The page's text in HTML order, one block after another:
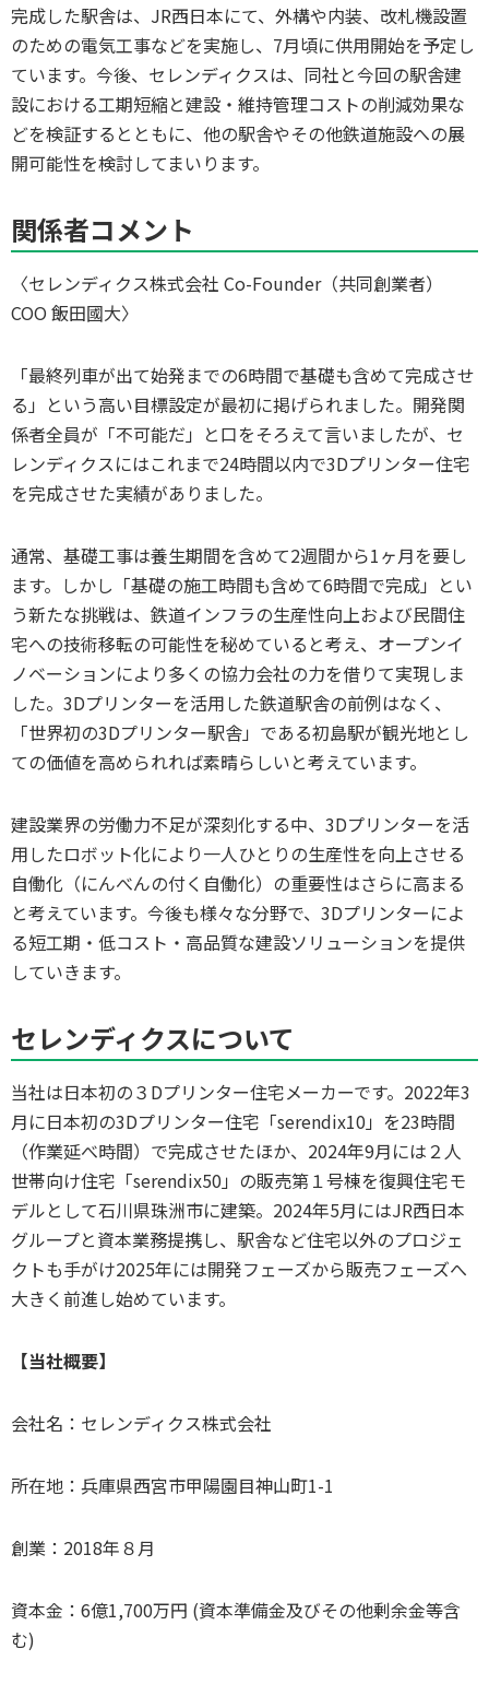
完成した駅舎は、JR西日本にて、外構や内装、改札機設置
のための電気工事などを実施し、7月頃に供用開始を予定し
ています。今後、セレンディクスは、同社と今回の駅舎建
設における工期短縮と建設・維持管理コストの削減効果な
どを検証するとともに、他の駅舎やその他鉄道施設への展
開可能性を検討してまいります。
関係者コメント
〈セレンディクス株式会社 Co-Founder（共同創業者）
COO 飯田國大〉
「最終列車が出て始発までの6時間で基礎も含めて完成させ
る」という高い目標設定が最初に掲げられました。開発関
係者全員が「不可能だ」と口をそろえて言いましたが、セ
レンディクスにはこれまで24時間以内で3Dプリンター住宅
を完成させた実績がありました。
通常、基礎工事は養生期間を含めて2週間から1ヶ月を要し
ます。しかし「基礎の施工時間も含めて6時間で完成」とい
う新たな挑戦は、鉄道インフラの生産性向上および民間住
宅への技術移転の可能性を秘めていると考え、オープンイ
ノベーションにより多くの協力会社の力を借りて実現しま
した。3Dプリンターを活用した鉄道駅舎の前例はなく、
「世界初の3Dプリンター駅舎」である初島駅が観光地とし
ての価値を高められれば素晴らしいと考えています。
建設業界の労働力不足が深刻化する中、3Dプリンターを活
用したロボット化により一人ひとりの生産性を向上させる
自働化（にんべんの付く自働化）の重要性はさらに高まる
と考えています。今後も様々な分野で、3Dプリンターによ
る短工期・低コスト・高品質な建設ソリューションを提供
していきます。
セレンディクスについて
当社は日本初の３Dプリンター住宅メーカーです。2022年3
月に日本初の3Dプリンター住宅「serendix10」を23時間
（作業延べ時間）で完成させたほか、2024年9月には２人
世帯向け住宅「serendix50」の販売第１号棟を復興住宅モ
デルとして石川県珠洲市に建築。2024年5月にはJR西日本
グループと資本業務提携し、駅舎など住宅以外のプロジェ
クトも手がけ2025年には開発フェーズから販売フェーズへ
大きく前進し始めています。
【当社概要】
会社名：セレンディクス株式会社
所在地：兵庫県西宮市甲陽園目神山町1-1
創業：2018年８月
資本金：6億1,700万円 (資本準備金及びその他剰余金等含
む)